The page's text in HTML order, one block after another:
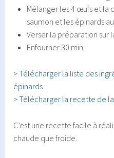
Mélanger les 4 œufs et la
saumon et les épinards
Verser la préparation sur
Enfourner 30 min.
> Télécharger la liste des
épinards
> Télécharger la recette de
C’est une recette facile à
chaude que froide.